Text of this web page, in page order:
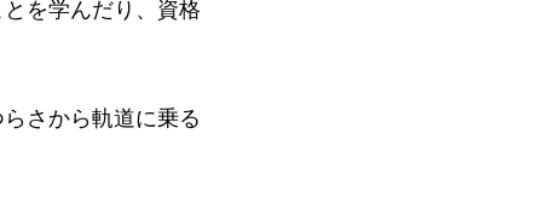
を学んだり、資格
さから軌道に乗る